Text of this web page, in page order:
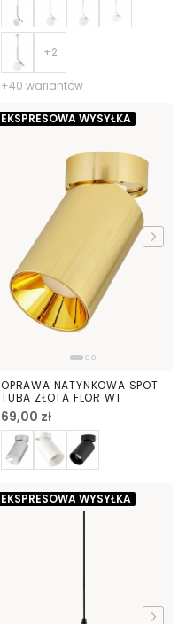
+40 wariantów
EKSPRESOWA WYSYŁKA
OPRAWA NATYNKOWA SPOT
TUBA ZŁOTA FLOR W1
69,00 zł
EKSPRESOWA WYSYŁKA